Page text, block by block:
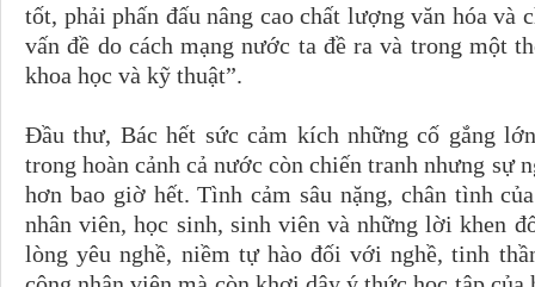
tốt, phải phấn đấu nâng cao chất lượng văn hóa
vấn đề do cách mạng nước ta đề ra và trong một
khoa học và kỹ thuật”.
Đầu thư, Bác hết sức cảm kích những cố gắng
trong hoàn cảnh cả nước còn chiến tranh nhưng sự
hơn bao giờ hết. Tình cảm sâu nặng, chân tình
nhân viên, học sinh, sinh viên và những lời khen
lòng yêu nghề, niềm tự hào đối với nghề, tinh